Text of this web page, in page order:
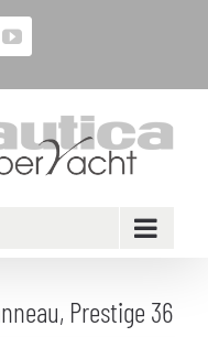
YouTube
Prestige 36